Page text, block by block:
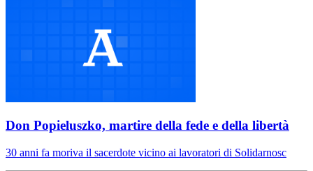
Don Popieluszko, martire della fede e della libertà
30 anni fa moriva il sacerdote vicino ai lavoratori di Solidarnosc